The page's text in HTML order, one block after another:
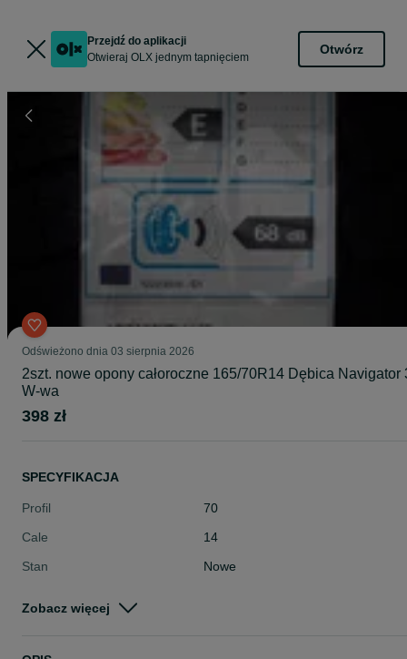
Przejdź do aplikacji
Otwieraj OLX jednym tapnięciem
Otwórz
Odświeżono dnia 03 sierpnia 2026
2szt. nowe opony całoroczne 165/70R14 Dębica Navigator
W-wa
398 zł
SPECYFIKACJA
Profil
70
Cale
14
Stan
Nowe
Szerokość
Zobacz więcej